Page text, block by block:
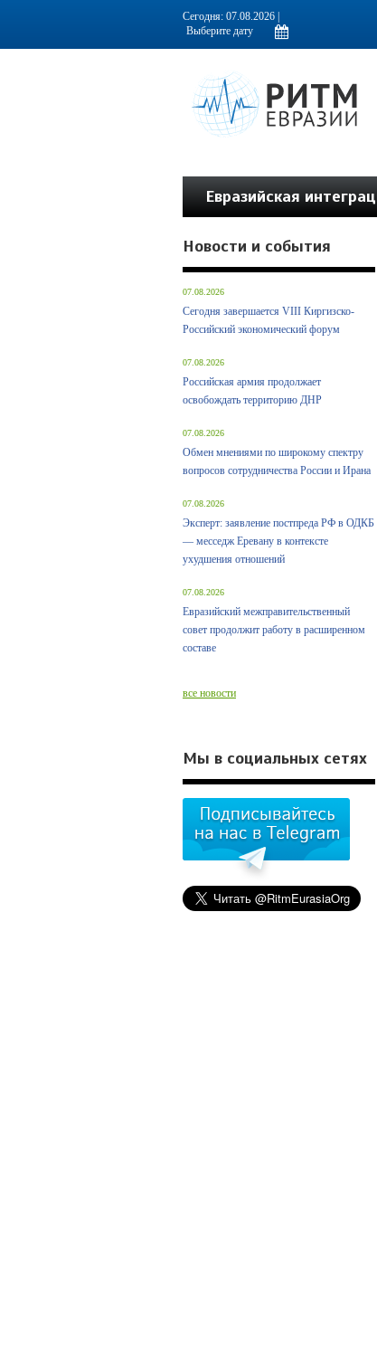
Информационно-аналитическое издание, посвященное актуальным
Сегодня: 07.08.2026 |
Евразийская
Новости и события
07.08.2026
Сегодня завершается VIII Киргизско-
Российский экономический форум
07.08.2026
Российская армия продолжает
освобождать территорию ДНР
07.08.2026
Обмен мнениями по широкому спектру
вопросов сотрудничества России и Ирана
07.08.2026
Эксперт: заявление постпреда РФ в ОДКБ
— месседж Еревану в контексте
ухудшения отношений
07.08.2026
Евразийский межправительственный
совет продолжит работу в расширенном
составе
все новости
Мы в социальных сетях